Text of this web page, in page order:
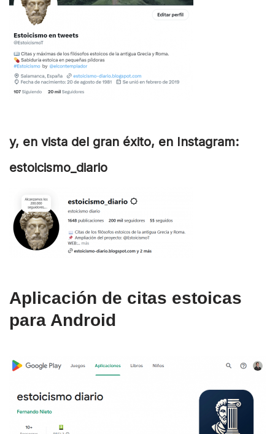
y, en vista del gran éxito, en Instagram:
estoicismo_diario
Aplicación de citas estoicas
para Android